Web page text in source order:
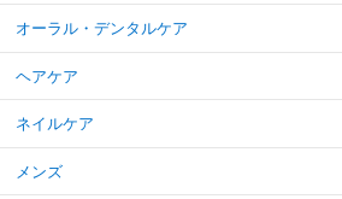
オーラル・デンタルケア
ヘアケア
ネイルケア
メンズ